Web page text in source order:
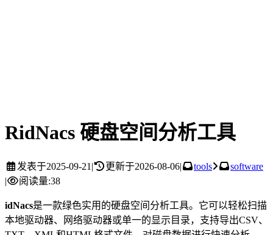
RidNacs 硬盘空间分析工具
发表于2025-09-21 | 更新于2026-08-06| tools
software
|
阅读量:38
idNacs是一款绿色实用的硬盘空间分析工具。它可以轻松扫描
本地驱动器、网络驱动器或单一的显示目录，支持导出CSV、